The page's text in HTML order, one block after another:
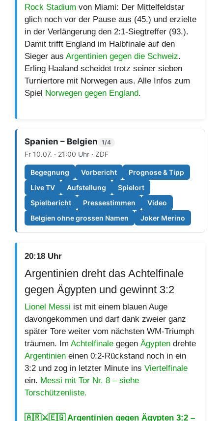
Rock Stadium von Miami: Der Mittelfeldstar
glich noch vor der Pause aus (45.) und erzielte
in der Verlängerung den 2:1-Siegtreffer (93.).
Damit trifft England im Halbfinale auf den
Sieger aus Argentinien gegen die Schweiz.
Erling Haaland scheidet trotz seiner sieben
Turniertore mit Norwegen aus. Alle Infos zum
Spiel Norwegen gegen England.
Spanien – Belgien 1/4
Fr 10.07. · 21:00 Uhr · ZDF
Begegnung Vorbericht
Prognose & Tipp
Live TV
Aufstellung
Spielort
Spielbericht
Pressestimmen
Video
Belgien ohne grossen Namen
Joker Merino
20:18 Uhr
Argentinien dreht das Achtelfinale
gegen Ägypten und gewinnt 3:2
Lionel Messi ist mit einem blauen Auge
davongekommen und darf dank zweier ganz
später Tore weiter vom nächsten WM-Triumph
träumen. Im Achtelfinale gegen Ägypten drehte
Argentinien einen 0:2-Rückstand noch in ein
3:2 und zog in letzter Minute ins Viertelfinale
ein. Messi mit Tor Nr. 8 – siehe
Torschützenliste.
🇦🇷⚔️🇪🇬 Argentinien gegen Ägypten 3:2 –